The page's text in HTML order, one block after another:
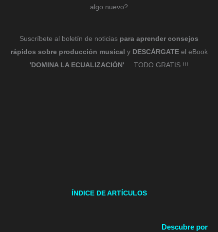
algo nuevo?
Suscríbete al boletín de noticias para aprender consejos
rápidos sobre producción musical y DESCÁRGATEel eBook
'DOMINA LA ECUALIZACIÓN' ... TODO GRATIS !!!
ÍNDICE DE ARTÍCULOS
Descubre por